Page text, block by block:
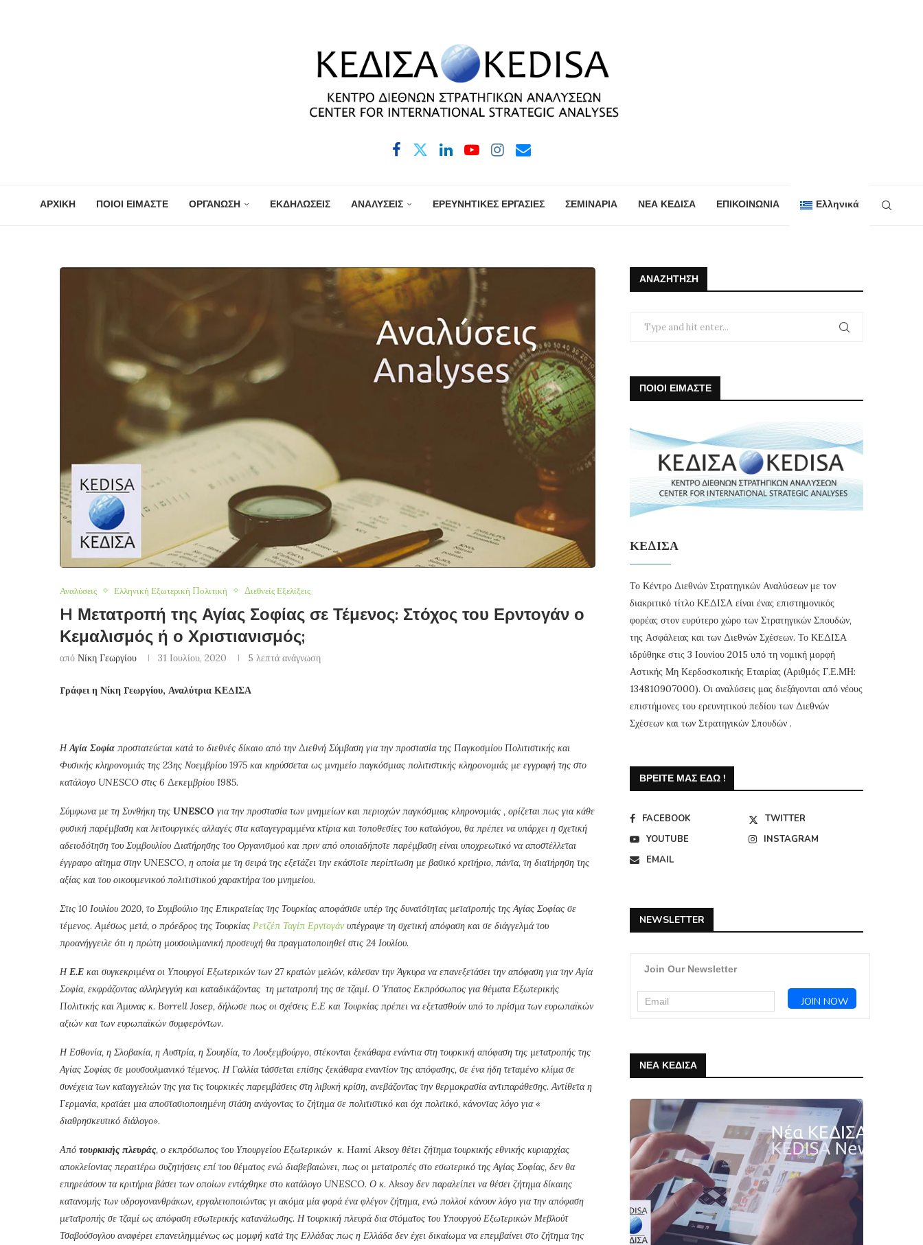
ΑΡΧΙΚΗ ΠΟΙΟΙ ΕΙΜΑΣΤΕ ΟΡΓΑΝΩΣΗ ΕΚΔΗΛΩΣΕΙΣ ΑΝΑΛΥΣΕΙΣ ΕΡΕΥΝΗΤΙΚΕΣ ΕΡΓΑΣΙΕΣ ΣΕΜΙΝΑΡΙΑ ΝΕΑ ΚΕΔΙΣΑ ΕΠΙΚΟΙΝΩΝΙΑ Ελληνικά
Αναλύσεις Ελληνική Εξωτερική Πολιτική Διεθνείς Εξελίξεις
H Μετατροπή της Αγίας Σοφίας σε Τέμενος: Στόχος του Ερντογάν ο
Κεμαλισμός ή ο Χριστιανισμός;
από Νίκη Γεωργίου 31 Ιουλίου, 2020 5 λεπτά ανάγνωση
Γράφει η Νίκη Γεωργίου, Αναλύτρια ΚΕΔΙΣΑ
ΗΑγία Σοφία προστατεύεται κατά το διεθνές δίκαιο από την Διεθνή Σύμβαση για την προστασία της Παγκοσμίου Πολιτιστικής και
Φυσικής κληρονομιάς της 23ης Νοεμβρίου 1975 και κηρύσσεται ως μνημείο παγκόσμιας πολιτιστικής κληρονομιάς με εγγραφή της στο
κατάλογο UNESCO στις 6 Δεκεμβρίου 1985.
Σύμφωνα με τη Συνθήκη της UNESCO για την προστασία των μνημείων και περιοχών παγκόσμιας κληρονομιάς , ορίζεται πως για κάθε
φυσική παρέμβαση και λειτουργικές αλλαγές στα καταγεγραμμένα κτίρια και τοποθεσίες του καταλόγου, θα πρέπει να υπάρχει η σχετική
αδειοδότηση του Συμβουλίου Διατήρησης του Οργανισμού και πριν από οποιαδήποτε παρέμβαση είναι υποχρεωτικό να αποστέλλεται
έγγραφο αίτημα στην UNESCO, η οποία με τη σειρά της εξετάζει την εκάστοτε περίπτωση με βασικό κριτήριο, πάντα, τη διατήρηση της
αξίας και του οικουμενικού πολιτιστικού χαρακτήρα του μνημείου.
Στις 10 Ιουλίου 2020, το Συμβούλιο της Επικρατείας της Τουρκίας αποφάσισε υπέρ της δυνατότητας μετατροπής της Αγίας Σοφίας σε
τέμενος. Αμέσως μετά, ο πρόεδρος της Τουρκίας Ρετζέπ Ταγίπ Ερντογάνυπέγραψε τη σχετική απόφαση και σε διάγγελμά του
προανήγγειλε ότι η πρώτη μουσουλμανική προσευχή θα πραγματοποιηθεί στις 24 Ιουλίου.
ΗΕ.Ε και συγκεκριμένα οι Υπουργοί Εξωτερικών των 27 κρατών μελών, κάλεσαν την Άγκυρα να επανεξετάσει την απόφαση για την Αγία
Σοφία, εκφράζοντας αλληλεγγύη και καταδικάζοντας τη μετατροπή της σε τζαμί. Ο Ύπατος Εκπρόσωπος για θέματα Εξωτερικής
Πολιτικής και Άμυνας κ. Borrell Josep, δήλωσε πως οι σχέσεις Ε.Ε και Τουρκίας πρέπει να εξετασθούν υπό το πρίσμα των ευρωπαϊκών
αξιών και των ευρωπαϊκών συμφερόντων.
Η Εσθονία, η Σλοβακία, η Αυστρία, η Σουηδία, το Λουξεμβούργο, στέκονται ξεκάθαρα ενάντια στη τουρκική απόφαση της μετατροπής της
Αγίας Σοφίας σε μουσουλμανικό τέμενος. Η Γαλλία τάσσεται επίσης ξεκάθαρα εναντίον της απόφασης, σε ένα ήδη τεταμένο κλίμα σε
συνέχεια των καταγγελιών της για τις τουρκικές παρεμβάσεις στη λιβυκή κρίση, ανεβάζοντας την θερμοκρασία αντιπαράθεσης. Αντίθετα η
Γερμανία, κρατάει μια αποστασιοποιημένη στάση ανάγοντας το ζήτημα σε πολιτιστικό και όχι πολιτικό, κάνοντας λόγο για «
διαθρησκευτικό διάλογο».
Από τουρκικής πλευράς, ο εκπρόσωπος του Υπουργείου Εξωτερικών κ. Hami Aksoy θέτει ζήτημα τουρκικής εθνικής κυριαρχίας
αποκλείοντας περαιτέρω συζητήσεις επί του θέματος ενώ διαβεβαιώνει, πως οι μετατροπές στο εσωτερικό της Αγίας Σοφίας, δεν θα
επηρεάσουν τα κριτήρια βάσει των οποίων εντάχθηκε στο κατάλογο UNESCO. Ο κ. Aksoy δεν παραλείπει να θέσει ζήτημα δίκαιης
κατανομής των υδρογονανθράκων, εργαλειοποιώντας γι ακόμα μία φορά ένα φλέγον ζήτημα, ενώ πολλοί κάνουν λόγο για την απόφαση
μετατροπής σε τζαμί ως απόφαση εσωτερικής κατανάλωσης. Η τουρκική πλευρά δια στόματος του Υπουργού Εξωτερικών Μεβλούτ
Τσαβούσογλου αναφέρει επανειλημμένως ως μομφή κατά της Ελλάδας πως η Ελλάδα δεν έχει δικαίωμα να επεμβαίνει στο ζήτημα της
ΑΝΑΖΉΤΗΣΗ
ΠΟΙΟΙ ΕΙΜΑΣΤΕ
ΚΕΔΙΣΑ
Το Κέντρο Διεθνών Στρατηγικών Αναλύσεων με τον
διακριτικό τίτλο ΚΕΔΙΣΑ είναι ένας επιστημονικός
φορέας στον ευρύτερο χώρο των Στρατηγικών Σπουδών,
της Ασφάλειας και των Διεθνών Σχέσεων. Το ΚΕΔΙΣΑ
ιδρύθηκε στις 3 Ιουνίου 2015 υπό τη νομική μορφή
Αστικής Μη Κερδοσκοπικής Εταιρίας (Αριθμός Γ.Ε.ΜΗ:
134810907000). Οι αναλύσεις μας διεξάγονται από νέους
επιστήμονες του ερευνητικού πεδίου των Διεθνών
Σχέσεων και των Στρατηγικών Σπουδών .
ΒΡΕΊΤΕ ΜΑΣ ΕΔΏ !
FACEBOOK
TWITTER
YOUTUBE
INSTAGRAM
EMAIL
NEWSLETTER
Join Our Newsletter
ΝΕΑ ΚΕΔΙΣΑ